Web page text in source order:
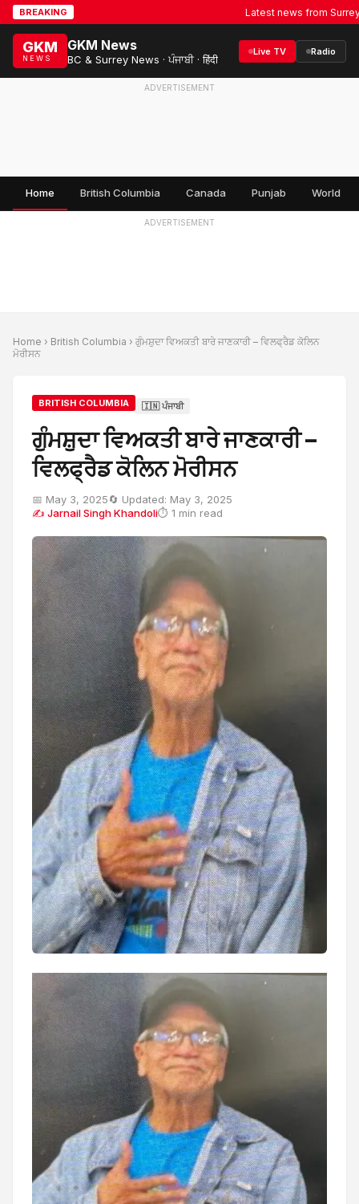
BREAKING Latest news from Surrey,
GKM
NEWS
GKM News
BC & Surrey News · ਪੰਜਾਬੀ · हिंदी
Live TV Radio
ADVERTISEMENT
Home British Columbia Canada Punjab World
ADVERTISEMENT
Home › British Columbia › ਗੁੰਮਸ਼ੁਦਾ ਵਿਅਕਤੀ ਬਾਰੇ ਜਾਣਕਾਰੀ – ਵਿਲਫ੍ਰੈਡ ਕੋਲਿਨ
ਮੋਰੀਸਨ
BRITISH COLUMBIA 🇮🇳 ਪੰਜਾਬੀ
ਗੁੰਮਸ਼ੁਦਾ ਵਿਅਕਤੀ ਬਾਰੇ ਜਾਣਕਾਰੀ –
ਵਿਲਫ੍ਰੈਡ ਕੋਲਿਨ ਮੋਰੀਸਨ
📅 May 3, 2025🔄 Updated: May 3, 2025
✍ Jarnail Singh Khandoli⏱ 1 min read